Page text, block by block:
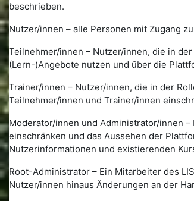
beschrieben.
Nutzer/innen – alle Personen mit Zugang
Teilnehmer/innen – Nutzer/innen, die in
(Lern-)Angebote nutzen und über die
Trainer/innen – Nutzer/innen, die in der
Teilnehmer/innen und Trainer/innen
Moderator/innen und Administrator/innen
einschränken und das Aussehen der
Nutzerinformationen und existierenden
Root-Administrator – Ein Mitarbeiter des
Nutzer/innen hinaus Änderungen an der